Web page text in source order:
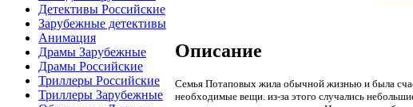
Детективы Российские
Зарубежные детективы
Анимация
Драмы Зарубежные
Драмы Российские
Триллеры Российские
Триллеры Зарубежные
Описание
Семья Потаповых жила обычной жизнью и была
необходимые вещи. из-за этого случались